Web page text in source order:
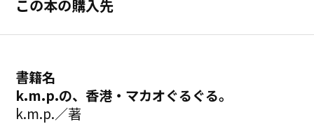
この本の購入先
書籍名
k.m.p.の、香港・マカオぐるぐる。
k.m.p.／著